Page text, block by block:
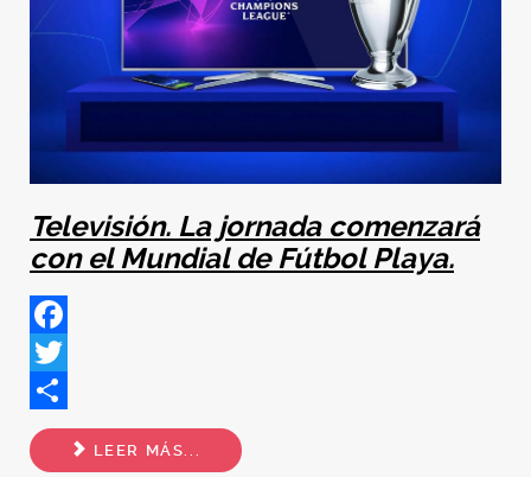
Televisión. La jornada comenzará
con el Mundial de Fútbol Playa.
Facebook
Twitter
Share
LEER MÁS...